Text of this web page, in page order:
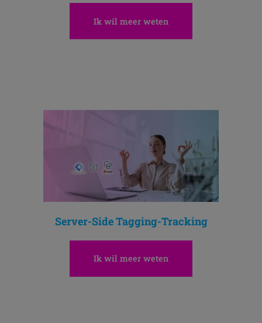
Ik wil meer weten
Server-Side Tagging-Tracking
Ik wil meer weten